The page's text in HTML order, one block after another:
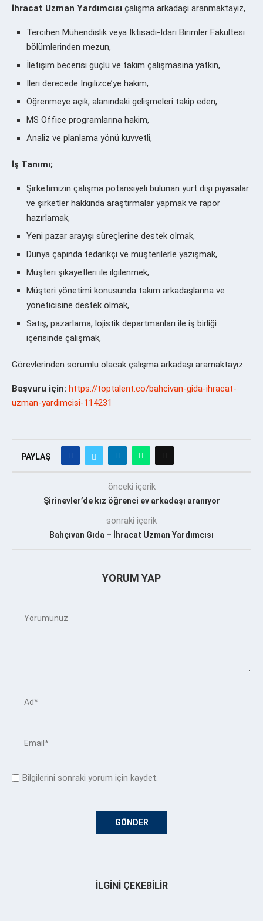
İhracat Uzman Yardımcısı çalışma arkadaşı aranmaktayız,
Tercihen Mühendislik veya İktisadi-İdari Birimler Fakültesi
bölümlerinden mezun,
İletişim becerisi güçlü ve takım çalışmasına yatkın,
İleri derecede İngilizce’ye hakim,
Öğrenmeye açık, alanındaki gelişmeleri takip eden,
MS Office programlarına hakim,
Analiz ve planlama yönü kuvvetli,
İş Tanımı;
Şirketimizin çalışma potansiyeli bulunan yurt dışı piyasalar
ve şirketler hakkında araştırmalar yapmak ve rapor
hazırlamak,
Yeni pazar arayışı süreçlerine destek olmak,
Dünya çapında tedarikçi ve müşterilerle yazışmak,
Müşteri şikayetleri ile ilgilenmek,
Müşteri yönetimi konusunda takım arkadaşlarına ve
yöneticisine destek olmak,
Satış, pazarlama, lojistik departmanları ile iş birliği
içerisinde çalışmak,
Görevlerinden sorumlu olacak çalışma arkadaşı aramaktayız.
Başvuru için: https://toptalent.co/bahcivan-gida-ihracat-
uzman-yardimcisi-114231
PAYLAŞ
önceki içerik
Şirinevler’de kız öğrenci ev arkadaşı aranıyor
sonraki içerik
Bahçıvan Gıda – İhracat Uzman Yardımcısı
YORUM YAP
Bilgilerini sonraki yorum için kaydet.
İLGINI ÇEKEBILIR